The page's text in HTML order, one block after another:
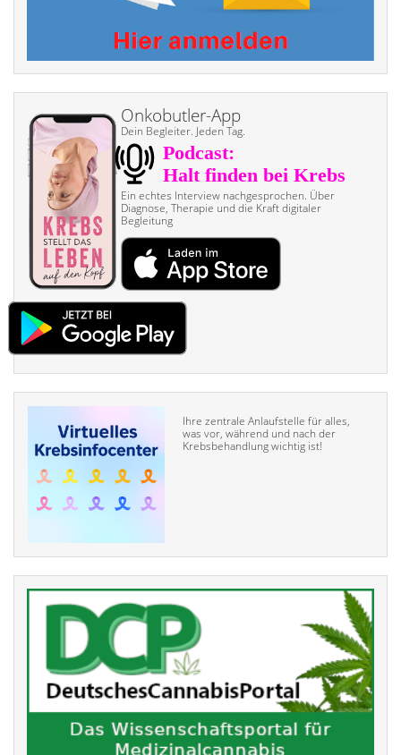
Onkobutler-App
Dein Begleiter. Jeden Tag.
Ein echtes Interview nach­gesprochen. Über
Diagnose, Therapie und die Kraft digitaler
Begleitung
Ihre zentrale Anlaufstelle für alles,
was vor, während und nach der
Krebsbehandlung wichtig ist!